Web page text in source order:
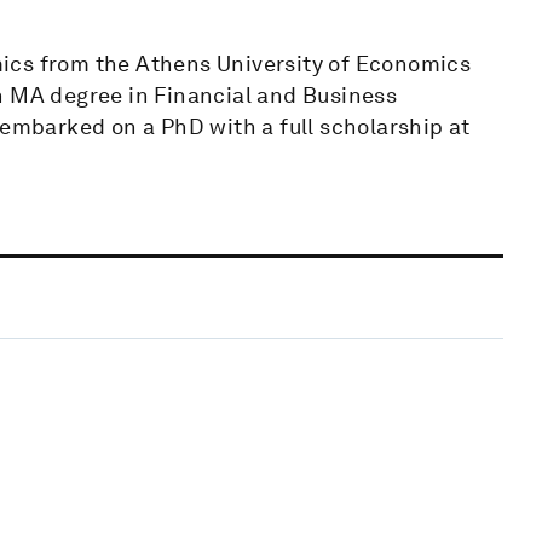
from the Athens University of Economics
degree in Financial and Business
on a PhD with a full scholarship at